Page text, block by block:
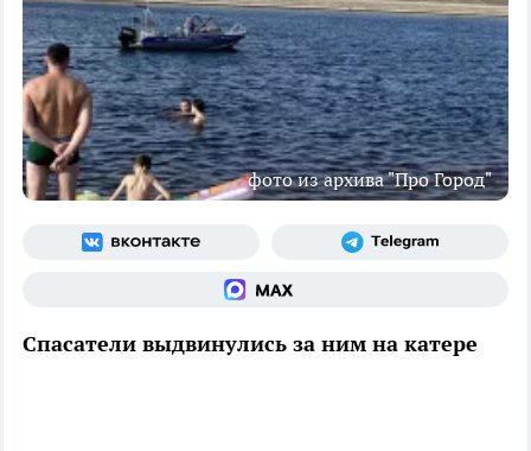
фото из архива "Про Город"
Спасатели выдвинулись за ним на катере